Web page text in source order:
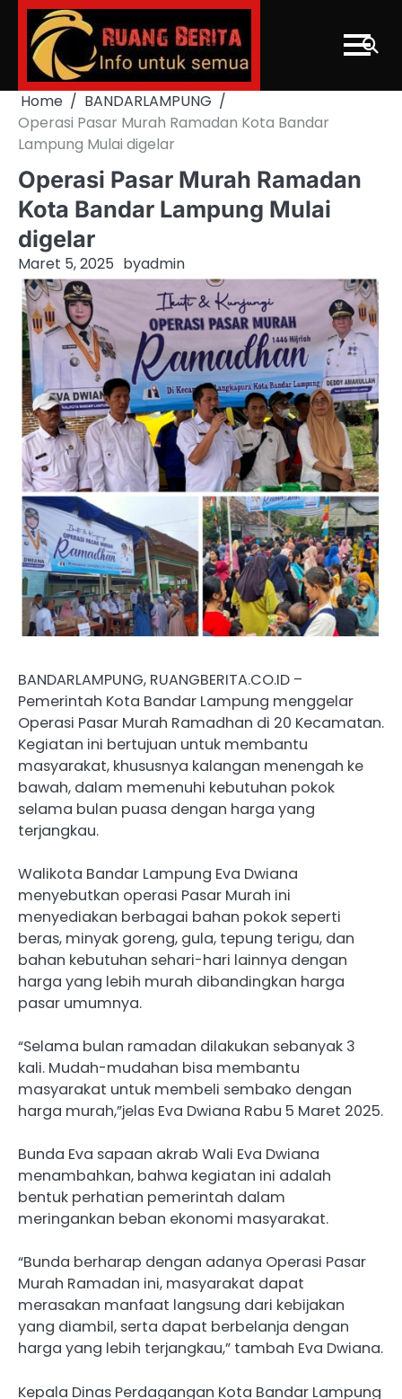
Skip
content
Home
BANDARLAMPUNG
Operasi Pasar Murah Ramadan Kota Bandar
Lampung Mulai digelar
Operasi Pasar Murah Ramadan
Kota Bandar Lampung Mulai
digelar
Maret 5, 2025 byadmin
BANDARLAMPUNG, RUANGBERITA.CO.ID –
Pemerintah Kota Bandar Lampung menggelar
Operasi Pasar Murah Ramadhan di 20 Kecamatan.
Kegiatan ini bertujuan untuk membantu
masyarakat, khususnya kalangan menengah ke
bawah, dalam memenuhi kebutuhan pokok
selama bulan puasa dengan harga yang
terjangkau.
Walikota Bandar Lampung Eva Dwiana
menyebutkan operasi Pasar Murah ini
menyediakan berbagai bahan pokok seperti
beras, minyak goreng, gula, tepung terigu, dan
bahan kebutuhan sehari-hari lainnya dengan
harga yang lebih murah dibandingkan harga
pasar umumnya.
“Selama bulan ramadan dilakukan sebanyak 3
kali. Mudah-mudahan bisa membantu
masyarakat untuk membeli sembako dengan
harga murah,”jelas Eva Dwiana Rabu 5 Maret 2025.
Bunda Eva sapaan akrab Wali Eva Dwiana
menambahkan, bahwa kegiatan ini adalah
bentuk perhatian pemerintah dalam
meringankan beban ekonomi masyarakat.
“Bunda berharap dengan adanya Operasi Pasar
Murah Ramadan ini, masyarakat dapat
merasakan manfaat langsung dari kebijakan
yang diambil, serta dapat berbelanja dengan
harga yang lebih terjangkau,” tambah Eva Dwiana.
Kepala Dinas Perdagangan Kota Bandar Lampung